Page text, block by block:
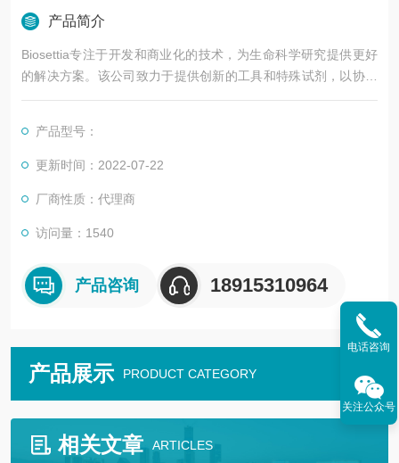
产品简介
Biosettia专注于开发和商业化的技术，为生命科学研究提供更好
的解决方案。该公司致力于提供创新的工具和特殊试剂，以协助
全基因组功能分析和诱导多能干细胞(IPSC)的产生。
产品型号：
更新时间：2022-07-22
厂商性质：代理商
访问量：1540
产品咨询 18915310964
产品展示 PRODUCT CATEGORY
相关文章 ARTICLES
电话咨询
关注公众号